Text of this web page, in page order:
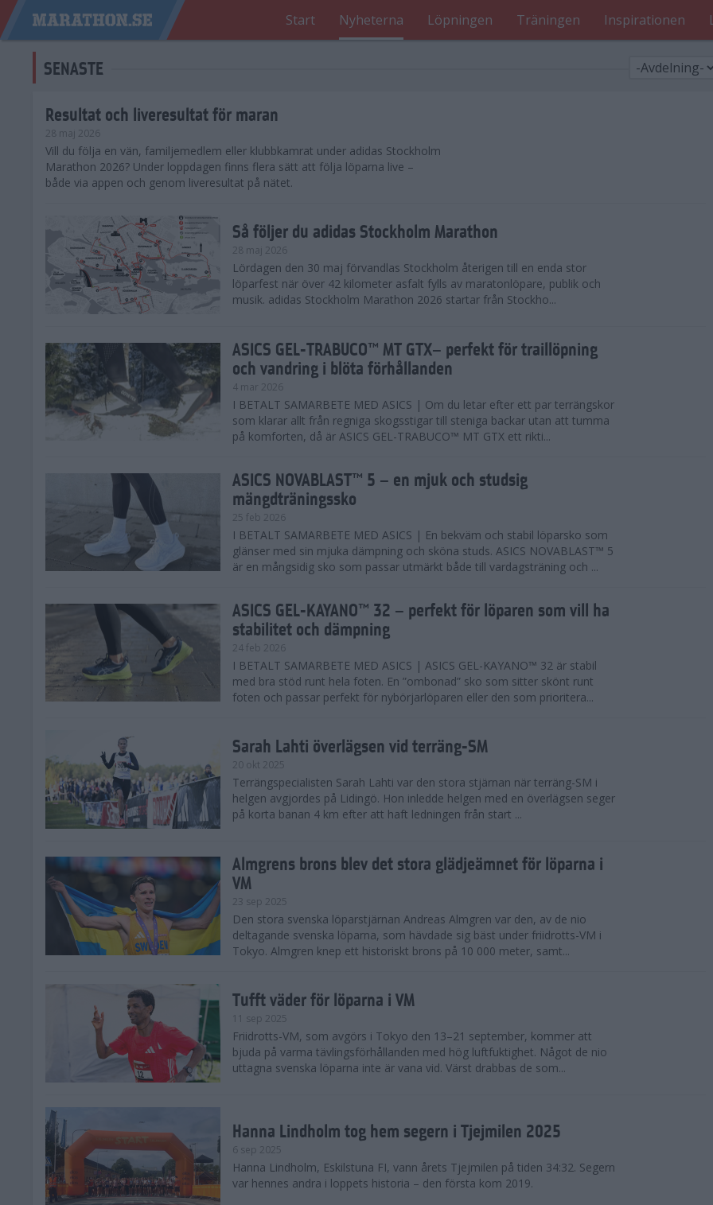
Start Nyheterna Löpningen Träningen Inspirationen
SENASTE
Resultat och liveresultat för maran
28 maj 2026
​Vill du följa en vän, familjemedlem eller klubbkamrat under adidas Stockholm
Marathon 2026? Under loppdagen finns flera sätt att följa löparna live –
både via appen och genom liveresultat på nätet.
Så följer du adidas Stockholm Marathon
28 maj 2026
Lördagen den 30 maj förvandlas Stockholm återigen till en enda stor
löparfest när över 42 kilometer asfalt fylls av maratonlöpare, publik och
musik. adidas Stockholm Marathon 2026 startar från Stockho...
ASICS GEL-TRABUCO™ MT GTX– perfekt för traillöpning
och vandring i blöta förhållanden
4 mar 2026
I BETALT SAMARBETE MED ASICS | Om du letar efter ett par terrängskor
som klarar allt från regniga skogsstigar till steniga backar utan att tumma
på komforten, då är ASICS GEL-TRABUCO™ MT GTX ett rikti...
ASICS NOVABLAST™ 5 – en mjuk och studsig
mängdträningssko
25 feb 2026
I BETALT SAMARBETE MED ASICS | En bekväm och stabil löparsko som
glänser med sin mjuka dämpning och sköna studs. ASICS NOVABLAST™ 5
är en mångsidig sko som passar utmärkt både till vardagsträning och ...
ASICS GEL-KAYANO™ 32 – perfekt för löparen som vill ha
stabilitet och dämpning
24 feb 2026
I BETALT SAMARBETE MED ASICS | ASICS GEL-KAYANO™ 32 är stabil
med bra stöd runt hela foten. En ”ombonad” sko som sitter skönt runt
foten och passar perfekt för nybörjarlöparen eller den som prioritera...
Sarah Lahti överlägsen vid terräng-SM
20 okt 2025
Terrängspecialisten Sarah Lahti var den stora stjärnan när terräng-SM i
helgen avgjordes på Lidingö. Hon inledde helgen med en överlägsen seger
på korta banan 4 km efter att haft ledningen från start ...
Almgrens brons blev det stora glädjeämnet för löparna i
VM
23 sep 2025
Den stora svenska löparstjärnan Andreas Almgren var den, av de nio
deltagande svenska löparna, som hävdade sig bäst under friidrotts-VM i
Tokyo. Almgren knep ett historiskt brons på 10 000 meter, samt...
Tufft väder för löparna i VM
11 sep 2025
Friidrotts-VM, som avgörs i Tokyo den 13–21 september, kommer att
bjuda på varma tävlingsförhållanden med hög luftfuktighet. Något de nio
uttagna svenska löparna inte är vana vid. Värst drabbas de som...
Hanna Lindholm tog hem segern i Tjejmilen 2025
6 sep 2025
Hanna Lindholm, Eskilstuna FI, vann årets Tjejmilen på tiden 34:32. Segern
var hennes andra i loppets historia – den första kom 2019.